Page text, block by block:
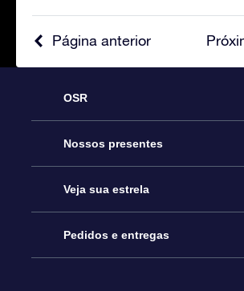
Página anterior
OSR
Serviço
Entre em contato conosco
Blog
Nossos presentes
Presente estrelar on-line
Pacote de presente da OSR
Veja sua estrela
Star Register
Pedidos e entregas